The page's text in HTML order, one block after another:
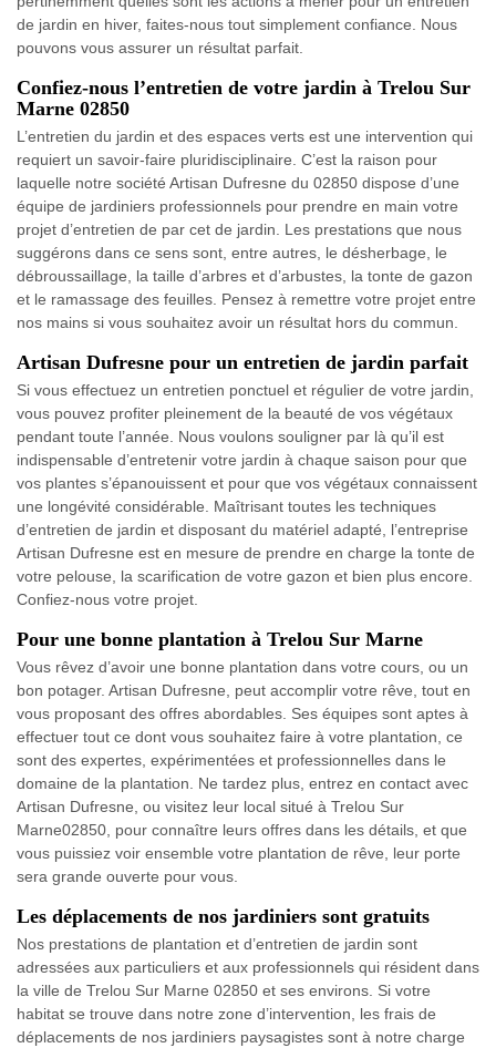
de jardin en hiver, faites-nous tout simplement confiance. Nous
pouvons vous assurer un résultat parfait.
Confiez-nous l’entretien de votre jardin à Trelou Sur
Marne 02850
L’entretien du jardin et des espaces verts est une intervention qui
requiert un savoir-faire pluridisciplinaire. C’est la raison pour
laquelle notre société Artisan Dufresne du 02850 dispose d’une
équipe de jardiniers professionnels pour prendre en main votre
projet d’entretien de par cet de jardin. Les prestations que nous
suggérons dans ce sens sont, entre autres, le désherbage, le
débroussaillage, la taille d’arbres et d’arbustes, la tonte de gazon
et le ramassage des feuilles. Pensez à remettre votre projet entre
nos mains si vous souhaitez avoir un résultat hors du commun.
Artisan Dufresne pour un entretien de jardin parfait
Si vous effectuez un entretien ponctuel et régulier de votre jardin,
vous pouvez profiter pleinement de la beauté de vos végétaux
pendant toute l’année. Nous voulons souligner par là qu’il est
indispensable d’entretenir votre jardin à chaque saison pour que
vos plantes s’épanouissent et pour que vos végétaux connaissent
une longévité considérable. Maîtrisant toutes les techniques
d’entretien de jardin et disposant du matériel adapté, l’entreprise
Artisan Dufresne est en mesure de prendre en charge la tonte de
votre pelouse, la scarification de votre gazon et bien plus encore.
Confiez-nous votre projet.
Pour une bonne plantation à Trelou Sur Marne
Vous rêvez d’avoir une bonne plantation dans votre cours, ou un
bon potager. Artisan Dufresne, peut accomplir votre rêve, tout en
vous proposant des offres abordables. Ses équipes sont aptes à
effectuer tout ce dont vous souhaitez faire à votre plantation, ce
sont des expertes, expérimentées et professionnelles dans le
domaine de la plantation. Ne tardez plus, entrez en contact avec
Artisan Dufresne, ou visitez leur local situé à Trelou Sur
Marne02850, pour connaître leurs offres dans les détails, et que
vous puissiez voir ensemble votre plantation de rêve, leur porte
sera grande ouverte pour vous.
Les déplacements de nos jardiniers sont gratuits
Nos prestations de plantation et d’entretien de jardin sont
adressées aux particuliers et aux professionnels qui résident dans
la ville de Trelou Sur Marne 02850 et ses environs. Si votre
habitat se trouve dans notre zone d’intervention, les frais de
déplacements de nos jardiniers paysagistes sont à notre charge